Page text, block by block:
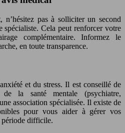
n’hésitez pas à solliciter un second
spécialiste. Cela peut renforcer votre
complémentaire. Informez le
en toute transparence.
et du stress. Il est conseillé de
la santé mentale (psychiatre,
association spécialisée. Il existe de
pour vous aider à gérer vos
période difficile.